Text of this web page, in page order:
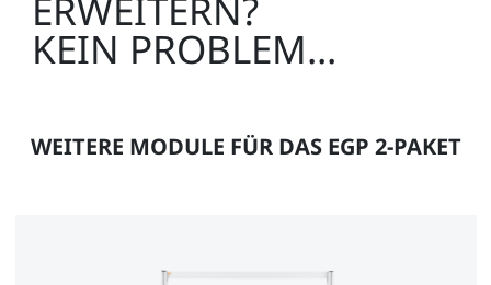
KEIN PROBLEM...
WEITERE MODULE FÜR DAS EGP 2-PAKET